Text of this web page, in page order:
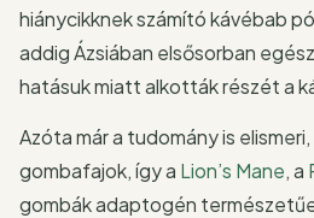
hiánycikknek számító kávébab
addig Ázsiában elsősorban
hatásuk miatt alkották részét a
Azóta már a tudomány is
gombafajok, így a Lion’s Mane, a
gombák adaptogén